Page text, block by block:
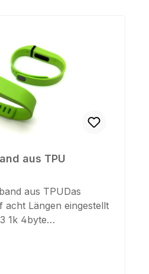
aus TPU
aus TPUDas
acht Längen eingestellt
1k 4byte
-30°C bis